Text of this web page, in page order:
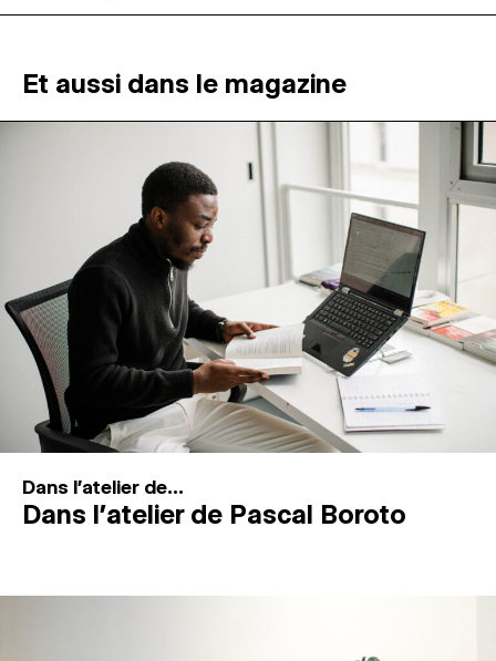
ESPACES DE PRATIQUE ARTISTIQUE ↓
Recherche
Connexion
↓
Et aussi dans le magazine
Dans l'atelier de...
Dans l’atelier de Pascal Boroto